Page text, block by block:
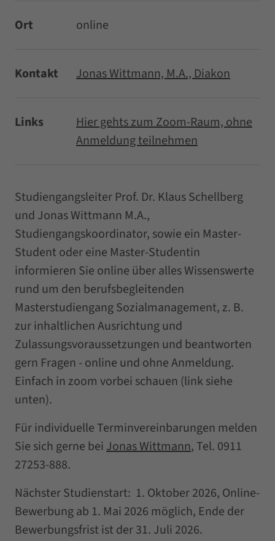
Ort online
Kontakt Jonas Wittmann, M.A., Diakon
Links
Hier gehts zum Zoom-Raum, ohne
Anmeldung teilnehmen
Studiengangsleiter Prof. Dr. Klaus Schellberg
und Jonas Wittmann M.A.,
Studiengangskoordinator, sowie ein Master-
Student oder eine Master-Studentin
informieren Sie online über alles Wissenswerte
rund um den berufsbegleitenden
Masterstudiengang Sozialmanagement, z. B.
zur inhaltlichen Ausrichtung und
Zulassungsvoraussetzungen und beantworten
gern Fragen - online und ohne Anmeldung.
Einfach in zoom vorbei schauen (link siehe
unten).
Für individuelle Terminvereinbarungen melden
Sie sich gerne beiJonas Wittmann, Tel. 0911
27253-888.
Nächster Studienstart: 1. Oktober 2026, Online-
Bewerbung ab 1. Mai 2026 möglich, Ende der
Bewerbungsfrist ist der 31. Juli 2026.